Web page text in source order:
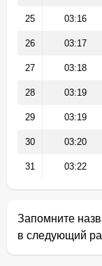
25 03:16
26 03:17
27 03:18
28 03:19
29 03:19
30 03:20
31 03:22
Запомните
в следующий